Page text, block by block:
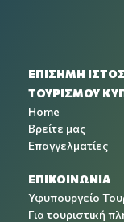
ΕΠΙΣΗΜΗ
ΤΟΥΡΙΣΜΟΥ
Home
Βρείτε μας
Επαγγελματίες
ΕΠΙΚΟΙΝΩΝΙΑ
Υφυπουργείο
Για τουριστική